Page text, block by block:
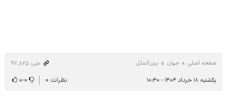
صفحه اصلی جهان بین‌الملل
خبر: ۹۷٬۸۲۵
یکشنبه ۱۸ خرداد ۱۴۰۴ - ۱۰:۴۰
نظرات: ۰ ۰-۰